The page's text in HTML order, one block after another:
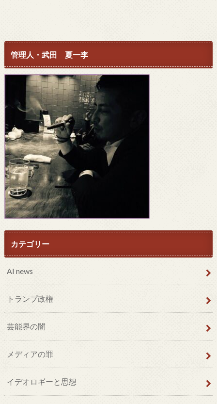
管理人・武田 夏一李
カテゴリー
AI news
トランプ政権
芸能界の闇
メディアの罪
イデオロギーと思想